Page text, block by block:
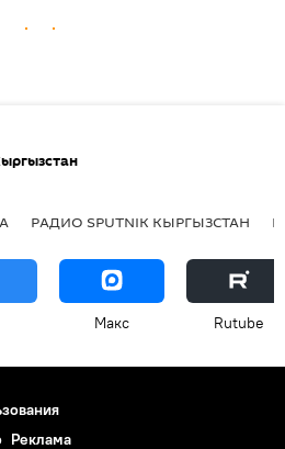
РАДИО SPUTNIK КЫРГЫЗСТАН
Макс Rutube
Реклама